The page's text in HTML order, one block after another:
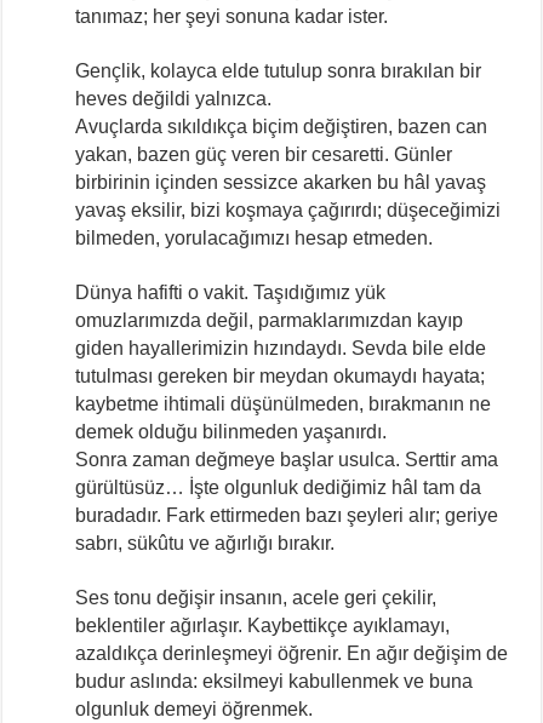
tanımaz; her şeyi sonuna kadar ister.
Gençlik, kolayca elde tutulup sonra bırakılan bir
heves değildi yalnızca.
Avuçlarda sıkıldıkça biçim değiştiren, bazen can
yakan, bazen güç veren bir cesaretti. Günler
birbirinin içinden sessizce akarken bu hâl yavaş
yavaş eksilir, bizi koşmaya çağırırdı; düşeceğimizi
bilmeden, yorulacağımızı hesap etmeden.
Dünya hafifti o vakit. Taşıdığımız yük
omuzlarımızda değil, parmaklarımızdan kayıp
giden hayallerimizin hızındaydı. Sevda bile elde
tutulması gereken bir meydan okumaydı hayata;
kaybetme ihtimali düşünülmeden, bırakmanın ne
demek olduğu bilinmeden yaşanırdı.
Sonra zaman değmeye başlar usulca. Serttir ama
gürültüsüz… İşte olgunluk dediğimiz hâl tam da
buradadır. Fark ettirmeden bazı şeyleri alır; geriye
sabrı, sükûtu ve ağırlığı bırakır.
Ses tonu değişir insanın, acele geri çekilir,
beklentiler ağırlaşır. Kaybettikçe ayıklamayı,
azaldıkça derinleşmeyi öğrenir. En ağır değişim de
budur aslında: eksilmeyi kabullenmek ve buna
olgunluk demeyi öğrenmek.